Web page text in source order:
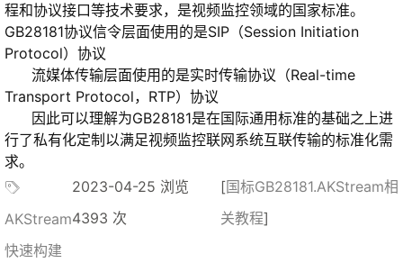
程和协议接口等技术要求，是视频监控领域的国家标准。
GB28181协议信令层面使用的是SIP（Session Initiation
Protocol）协议
流媒体传输层面使用的是实时传输协议（Real-time
Transport Protocol，RTP）协议
因此可以理解为GB28181是在国际通用标准的基础之上进
行了私有化定制以满足视频监控联网系统互联传输的标准化需
求。
AKStream
快速构建
2023-04-25 浏览
4393 次
[国标GB28181.AKStream相
关教程]